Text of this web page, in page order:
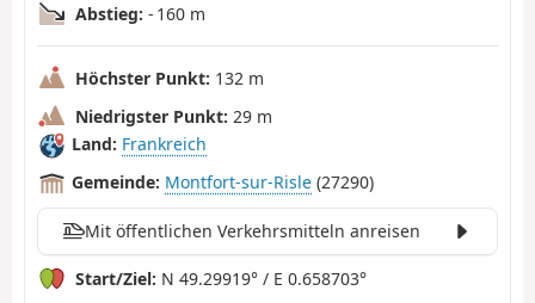
Abstieg: - 160 m
Höchster Punkt: 132 m
Niedrigster Punkt: 29 m
Land: Frankreich
Gemeinde: Montfort-sur-Risle (27290)
Mit öffentlichen Verkehrsmitteln anreisen
Start/Ziel: N 49.29919° / E 0.658703°